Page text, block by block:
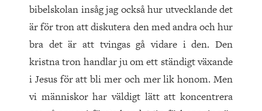
bibelskolan insåg jag också hur utvecklande det
är för tron att diskutera den med andra och hur
bra det är att tvingas gå vidare i den. Den
kristna tron handlar ju om ett ständigt växande
i Jesus för att bli mer och mer lik honom. Men
vi människor har väldigt lätt att koncentrera